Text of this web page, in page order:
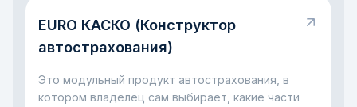
автокредитом часто появляется страховка: она
помогает снизить риски для банка и для самого
неприятность.
EURO КАСКО (Конструктор
автострахования)
Это модульный продукт автострахования, в
котором владелец сам выбирает, какие части